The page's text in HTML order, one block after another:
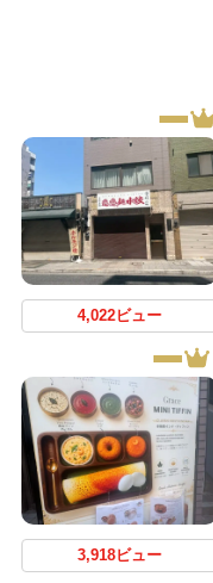
4,022ビュー
3,918ビュー